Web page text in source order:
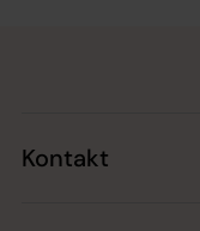
Kontakt